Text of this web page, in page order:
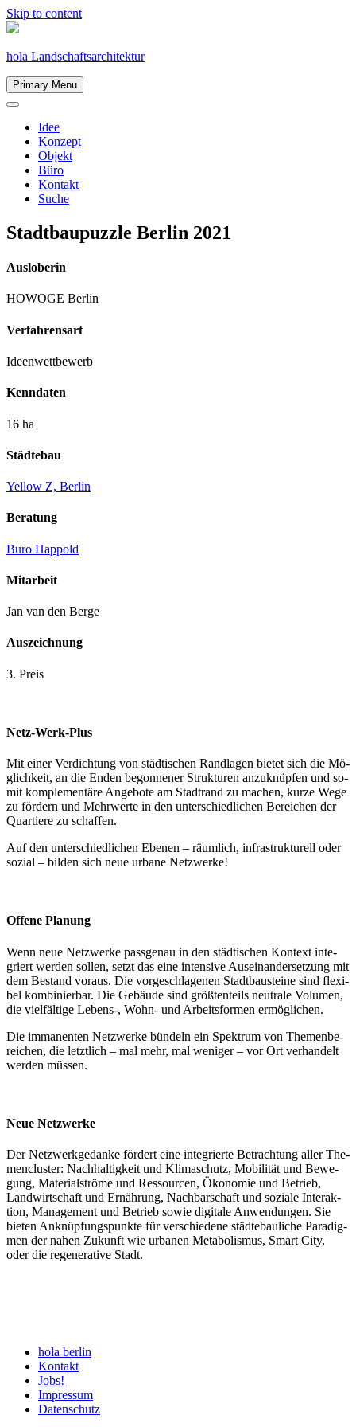
Skip to content
hola Landschaftsarchitektur
Primary Menu
Idee
Konzept
Objekt
Büro
Kontakt
Suche
Stadtbaupuzzle Berlin 2021
Ausloberin
HOWOGE Berlin
Verfahrensart
Ideenwettbewerb
Kenndaten
16 ha
Städtebau
Yellow Z, Berlin
Beratung
Buro Happold
Mitarbeit
Jan van den Berge
Auszeichnung
3. Preis
Netz-Werk-Plus
Mit ei­ner Ver­dich­tung von städ­tischen Rand­la­gen bie­tet sich die Mö­
glich­keit, an die En­den be­gon­ne­ner Strukt­u­ren an­zu­knü­pfen und so­
mit kom­ple­men­tä­re An­ge­bo­te am Stadt­rand zu ma­chen, kur­ze We­ge
zu för­dern und Mehr­wer­te in den un­ter­schied­li­chen Be­rei­chen der
Quar­tie­re zu schaf­fen.
Auf den un­ter­schied­li­chen E­be­nen – räum­lich, in­fra­struk­tu­rell oder
so­zial – bil­den sich neue ur­bane Netz­wer­ke!
Offene Planung
Wenn neue Netz­wer­ke pass­ge­nau in den städ­ti­schen Kon­text in­te­
griert wer­den sol­len, setzt das eine in­ten­si­ve Aus­ein­an­der­set­zung mit
dem Be­stand vo­raus. Die vor­ge­schla­ge­nen Stadt­bau­stei­ne sind fle­xi­
bel kom­bi­nier­bar. Die Ge­bäu­de sind größ­ten­teils neu­tra­le Vo­lu­men,
die viel­fäl­ti­ge Le­bens-, Wohn- und Ar­beits­for­men er­mö­gli­chen.
Die im­ma­nen­ten Netz­wer­ke bün­deln ein Spek­trum von The­men­be­
rei­chen, die letzt­lich – mal mehr, mal weniger – vor Ort ver­han­delt
wer­den müs­sen.
Neue Netzwerke
Der Netz­werk­ge­dan­ke för­dert ei­ne in­te­grier­te Be­trach­tung al­ler The­
men­clus­ter: Nach­hal­tig­keit und Kli­ma­schutz, Mo­bi­li­tät und Be­we­
gung, Ma­ter­ial­strö­me und Res­sour­cen, Ö­ko­no­mie und Be­trieb,
Land­wirt­schaft und Er­näh­rung, Nach­bar­schaft und so­zia­le In­ter­ak­
tion, Ma­nage­ment und Betrieb sowie digitale Anwendungen. Sie
bieten An­knüp­fungs­pun­kte für ver­schie­de­ne städ­te­bau­liche Pa­radig­
men der na­hen Zu­kunft wie ur­ba­nen Me­ta­bo­lis­mus, Smart Ci­ty,
oder die re­ge­ne­ra­ti­ve Stadt.
hola berlin
Kontakt
Jobs!
Impressum
Datenschutz­